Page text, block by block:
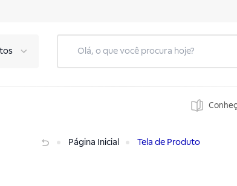
Página Inicial Tela de Produto